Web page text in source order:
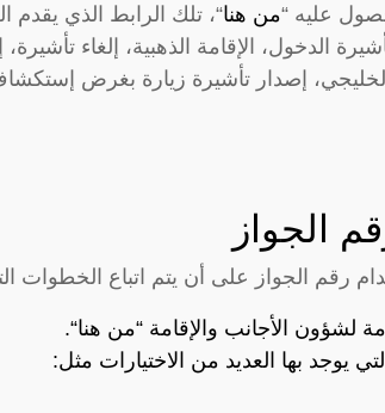
عليه “من هنا“، تلك الرابط الذي يقدم
الدخول، الإقامة الذهبية، إلغاء تأشيرة،
إصدار تأشيرة زيارة بغرض
الجواز
رقم الجواز على أن يتم اتباع الخطوات
لشؤون الأجانب والإقامة “من هنا“.
يوجد بها العديد من الاختيارات مثل: